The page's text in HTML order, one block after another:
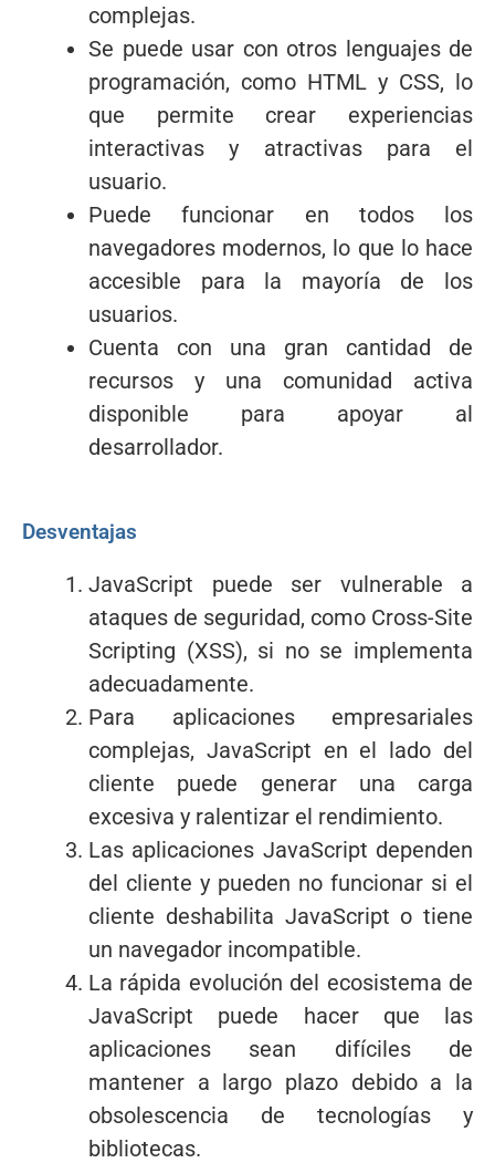
complejas.
Se puede usar con otros lenguajes de
programación, como HTML y CSS, lo
que permite crear experiencias
interactivas y atractivas para el
usuario.
Puede funcionar en todos los
navegadores modernos, lo que lo hace
accesible para la mayoría de los
usuarios.
Cuenta con una gran cantidad de
recursos y una comunidad activa
disponible para apoyar al
desarrollador.
Desventajas
JavaScript puede ser vulnerable a
ataques de seguridad, como Cross-Site
Scripting (XSS), si no se implementa
adecuadamente.
Para aplicaciones empresariales
complejas, JavaScript en el lado del
cliente puede generar una carga
excesiva y ralentizar el rendimiento.
Las aplicaciones JavaScript dependen
del cliente y pueden no funcionar si el
cliente deshabilita JavaScript o tiene
un navegador incompatible.
La rápida evolución del ecosistema de
JavaScript puede hacer que las
aplicaciones sean difíciles de
mantener a largo plazo debido a la
obsolescencia de tecnologías y
bibliotecas.